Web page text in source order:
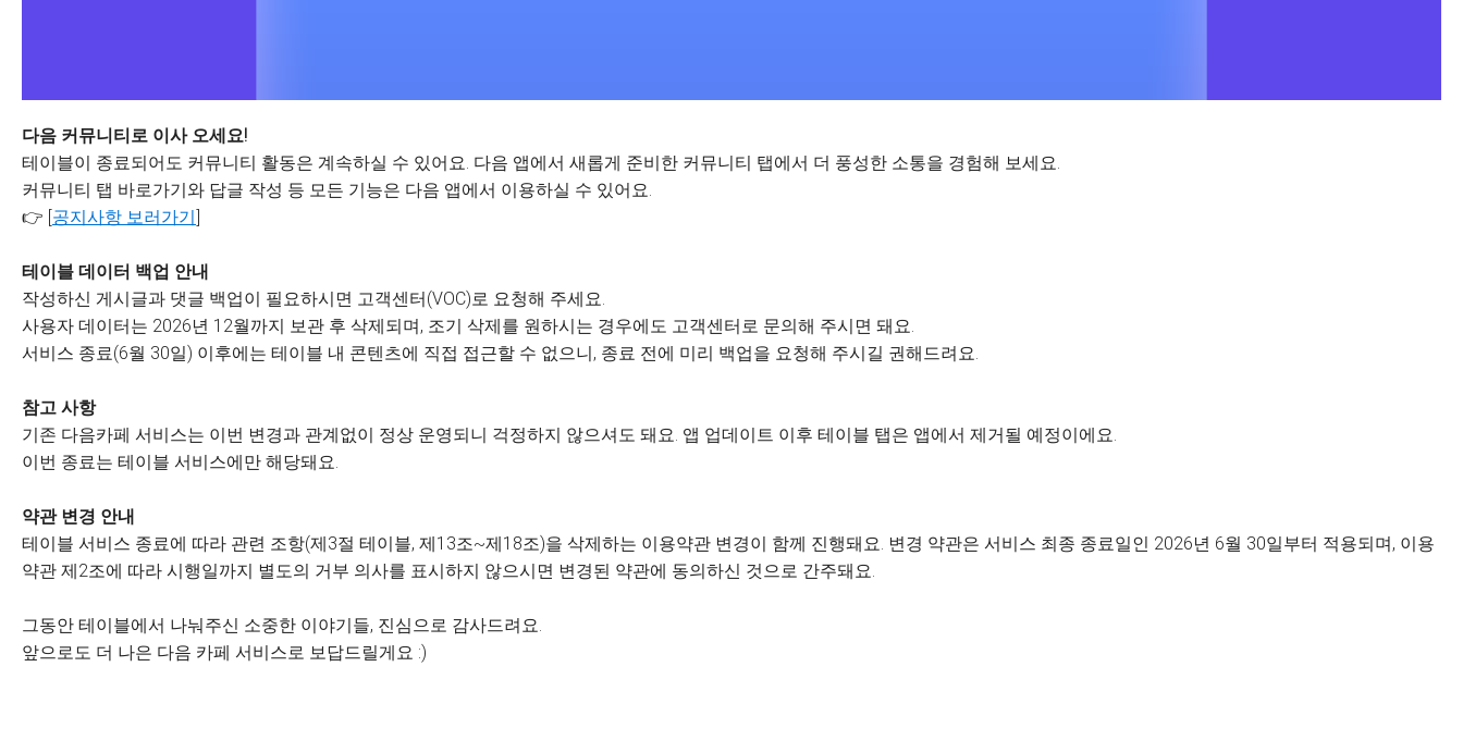
다음 커뮤니티로 이사 오세요!
테이블이 종료되어도 커뮤니티 활동은 계속하실 수 있어요. 다음 앱에서 새롭게 준비한 커뮤니티 탭에서 더 풍성한 소통을 경험해 보세요.
커뮤니티 탭 바로가기와 답글 작성 등 모든 기능은 다음 앱에서 이용하실 수 있어요.
👉 [공지사항 보러가기]
테이블 데이터 백업 안내
작성하신 게시글과 댓글 백업이 필요하시면 고객센터(VOC)로 요청해 주세요.
사용자 데이터는 2026년 12월까지 보관 후 삭제되며, 조기 삭제를 원하시는 경우에도 고객센터로 문의해 주시면 돼요.
서비스 종료(6월 30일) 이후에는 테이블 내 콘텐츠에 직접 접근할 수 없으니, 종료 전에 미리 백업을 요청해 주시길 권해드려요.
참고 사항
기존 다음카페 서비스는 이번 변경과 관계없이 정상 운영되니 걱정하지 않으셔도 돼요. 앱 업데이트 이후 테이블 탭은 앱에서 제거될 예정이에요.
이번 종료는 테이블 서비스에만 해당돼요.
약관 변경 안내
테이블 서비스 종료에 따라 관련 조항(제3절 테이블, 제13조~제18조)을 삭제하는 이용약관 변경이 함께 진행돼요. 변경 약관은 서비스 최종 종료일인 2026년 6월 30일부터 적용되며, 이용
약관 제2조에 따라 시행일까지 별도의 거부 의사를 표시하지 않으시면 변경된 약관에 동의하신 것으로 간주돼요.
그동안 테이블에서 나눠주신 소중한 이야기들, 진심으로 감사드려요.
앞으로도 더 나은 다음 카페 서비스로 보답드릴게요 :)